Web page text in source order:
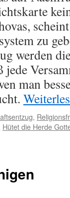
zu
werden
man
,
Hütet die Herde